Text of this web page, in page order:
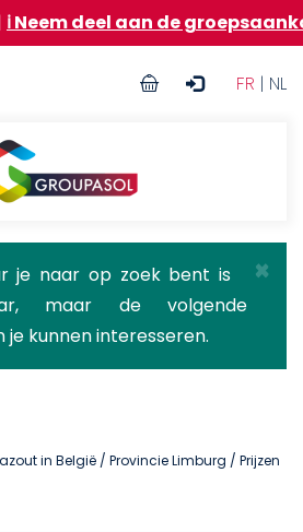
aan de groepsaankoop
FR | NL
User
×
je naar op zoek bent is
maar de volgende
kunnen interesseren.
in België / Provincie Limburg / Prijzen